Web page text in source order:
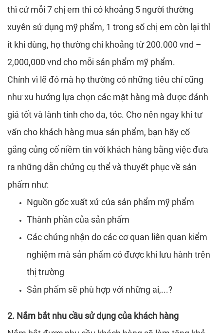
thì cứ mỗi 7 chị em thì có khoảng 5 người thường
xuyên sử dụng mỹ phẩm, 1 trong số chị em còn lại thì
ít khi dùng, họ thường chi khoảng từ 200.000 vnd –
2,000,000 vnd cho mỗi sản phẩm mỹ phẩm.
Chính vì lẽ đó mà họ thường có những tiêu chí cũng
như xu hướng lựa chọn các mặt hàng mà được đánh
giá tốt và lành tính cho da, tóc. Cho nên ngay khi tư
vấn cho khách hàng mua sản phẩm, bạn hãy cố
gắng củng cố niềm tin với khách hàng bằng việc đưa
ra những dẫn chứng cụ thể và thuyết phục về sản
phẩm như:
Nguồn gốc xuất xứ của sản phẩm mỹ phẩm
Thành phần của sản phẩm
Các chứng nhận do các cơ quan liên quan kiểm
nghiệm mà sản phẩm có được khi lưu hành trên
thị trường
Sản phẩm sẽ phù hợp với những ai,...?
2. Nắm bắt nhu cầu sử dụng của khách hàng